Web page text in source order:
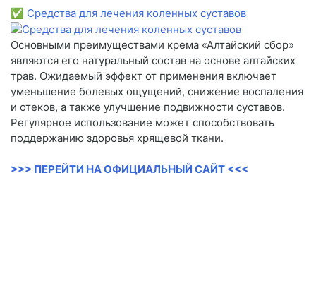
✅ Средства для лечения коленных суставов
Основными преимуществами крема «Алтайский сбор»
являются его натуральный состав на основе алтайских
трав. Ожидаемый эффект от применения включает
уменьшение болевых ощущений, снижение воспаления
и отеков, а также улучшение подвижности суставов.
Регулярное использование может способствовать
поддержанию здоровья хрящевой ткани.
>>> ПЕРЕЙТИ НА ОФИЦИАЛЬНЫЙ САЙТ <<<